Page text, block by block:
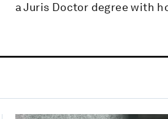
a Juris Doctor degree with